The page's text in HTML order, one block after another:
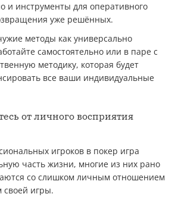
и инструменты для оперативного
уже решённых.
методы как универсально
самостоятельно или в паре с
методику, которая будет
все ваши индивидуальные
от личного восприятия
игроков в покер игра
часть жизни, многие из них рано
со слишком личным отношением
своей игры.